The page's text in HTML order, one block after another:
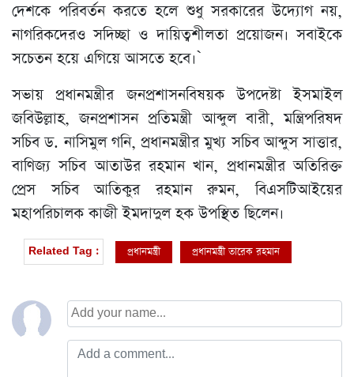
দেশকে পরিবর্তন করতে হলে শুধু সরকারের উদ্যোগ নয়,
নাগরিকদেরও সদিচ্ছা ও দায়িত্বশীলতা প্রয়োজন। সবাইকে
সচেতন হয়ে এগিয়ে আসতে হবে।‍‍`
সভায় প্রধানমন্ত্রীর জনপ্রশাসনবিষয়ক উপদেষ্টা ইসমাইল
জবিউল্লাহ, জনপ্রশাসন প্রতিমন্ত্রী আব্দুল বারী, মন্ত্রিপরিষদ
সচিব ড. নাসিমুল গনি, প্রধানমন্ত্রীর মুখ্য সচিব আব্দুস সাত্তার,
বাণিজ্য সচিব আতাউর রহমান খান, প্রধানমন্ত্রীর অতিরিক্ত
প্রেস সচিব আতিকুর রহমান রুমন, বিএসটিআইয়ের
মহাপরিচালক কাজী ইমদাদুল হক উপস্থিত ছিলেন।
Related Tag : প্রধানমন্ত্রী প্রধানমন্ত্রী তারেক রহমান